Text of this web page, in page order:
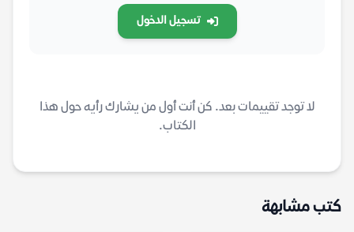
تسجيل الدخول
لا توجد تقييمات بعد. كن أنت أول من يشارك رأيه حول هذا
الكتاب.
كتب مشابهة